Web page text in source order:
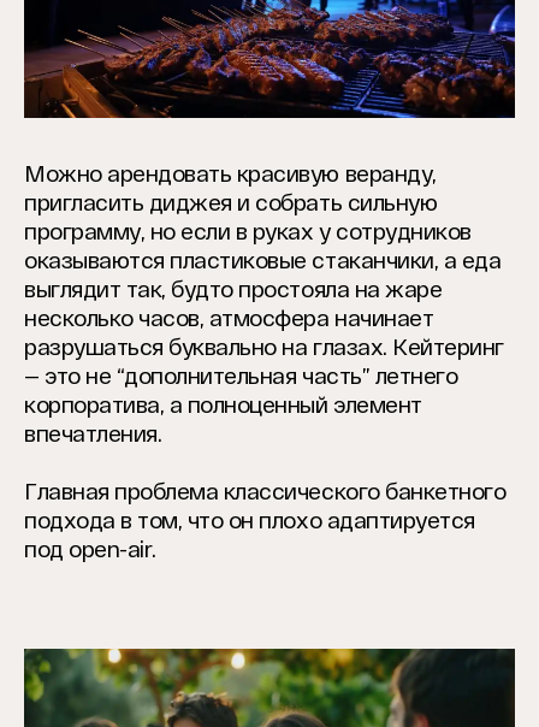
Можно арендовать красивую веранду,
пригласить диджея и собрать сильную
программу, но если в руках у сотрудников
оказываются пластиковые стаканчики, а еда
выглядит так, будто простояла на жаре
несколько часов, атмосфера начинает
разрушаться буквально на глазах. Кейтеринг
— это не “дополнительная часть” летнего
корпоратива, а полноценный элемент
впечатления.
Главная проблема классического банкетного
подхода в том, что он плохо адаптируется
под open-air.